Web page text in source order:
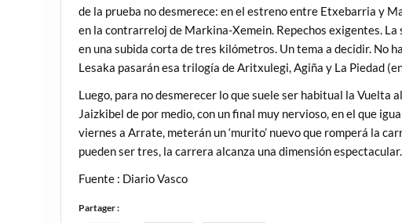
de la prueba no desmerece: en el estreno entre Etxebarria y
en la contrarreloj de Markina-Xemein. Repechos exigentes.
en una subida corta de tres kilómetros. Un tema a decidir. No
Lesaka pasarán esa trilogía de Aritxulegi, Agiña y La Piedad
Luego, para no desmerecer lo que suele ser habitual la Vuelta
Jaizkibel de por medio, con un final muy nervioso, en el que
viernes a Arrate, meterán un ‘murito’ nuevo que romperá la
pueden ser tres, la carrera alcanza una dimensión espectacular.
Fuente : Diario Vasco
Partager :